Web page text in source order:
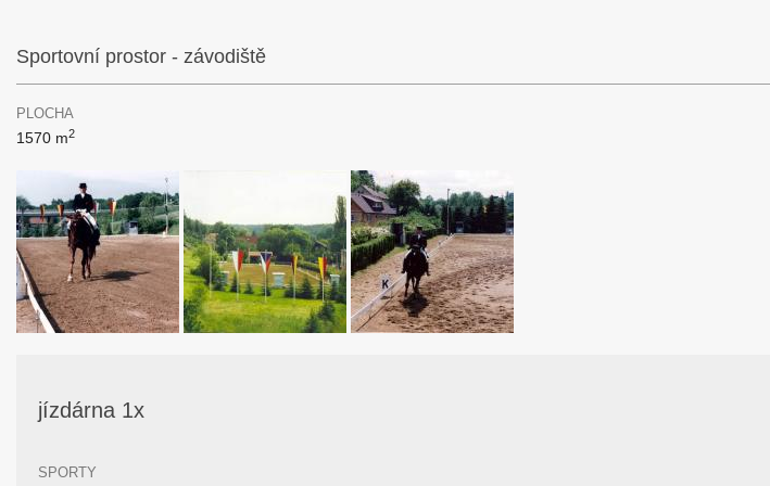
Sportovní prostor - závodiště
PLOCHA
1570 m2
jízdárna 1x
SPORTY